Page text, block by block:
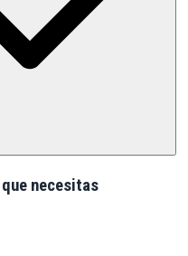
necesitas